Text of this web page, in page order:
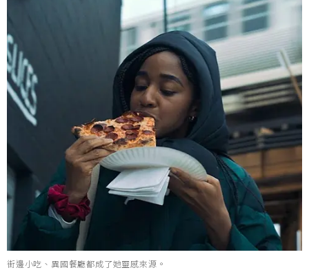
街邊小吃、異國餐廳都成了她靈感來源。